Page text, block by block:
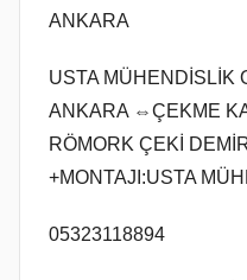
ANKARA
USTA MÜHENDİSLİK
ANKARA ⇔ÇEKME
RÖMORK ÇEKİ
+MONTAJI:USTA
05323118894